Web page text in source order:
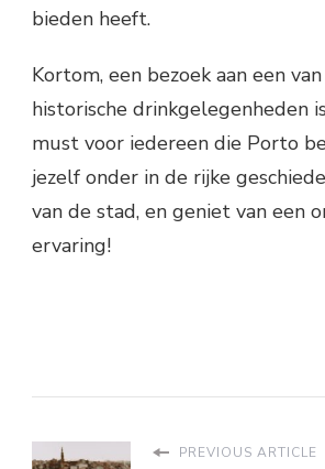
bieden heeft.
Kortom, een bezoek aan een
historische drinkgelegenheden
must voor iedereen die Porto
jezelf onder in de rijke
van de stad, en geniet van een
ervaring!
PREVIOUS ARTICLE